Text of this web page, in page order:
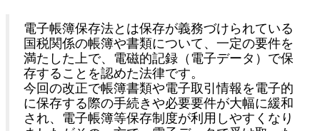
電子帳簿保存法とは保存が義務づけられている
国税関係の帳簿や書類について、一定の要件を
満たした上で、 電磁的記録（電子データ）で保
存することを認めた法律です。
今回の改正で帳簿書類や電子取引情報を電子的
に保存する際の手続きや必要要件が大幅に緩和
され、電子帳簿等保存制度が利用しやすくなり